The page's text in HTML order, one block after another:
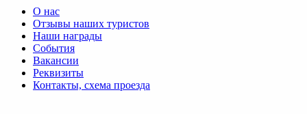
О нас
Отзывы наших туристов
Наши награды
События
Вакансии
Реквизиты
Контакты, схема проезда